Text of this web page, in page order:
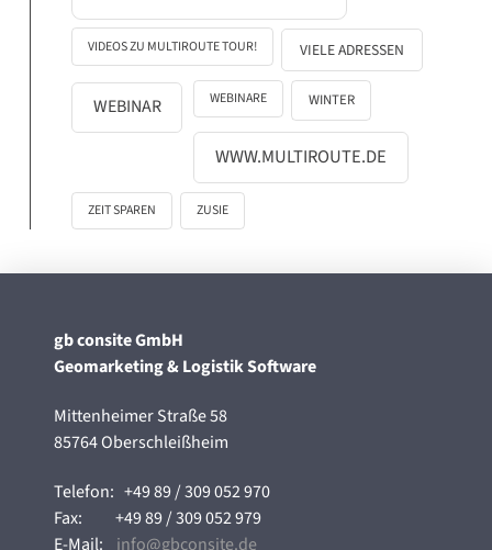
VIDEOS ZU MULTIROUTE TOUR! VIELE ADRESSEN
WEBINAR WEBINARE WINTER
WWW.MULTIROUTE.DE
ZEIT SPAREN ZUSIE
gb consite GmbH
Geomarketing & Logistik Software
Mittenheimer Straße 58
85764 Oberschleißheim
Telefon:+49 89 / 309 052 970
Fax:+49 89 / 309 052 979
E-Mail: info@gbconsite.de